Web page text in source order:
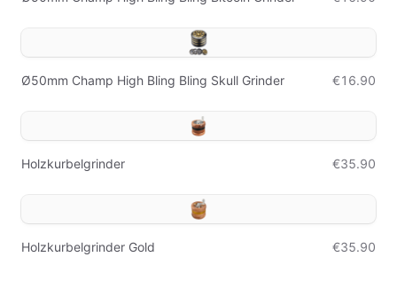
Ø50mm Champ High Bling Bling Skull Grinder €16.90
Holzkurbelgrinder €35.90
Holzkurbelgrinder Gold €35.90